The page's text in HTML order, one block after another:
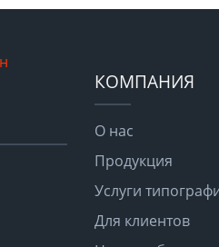
КОМПАНИЯ
О нас
Продукция
Услуги
Для клиентов